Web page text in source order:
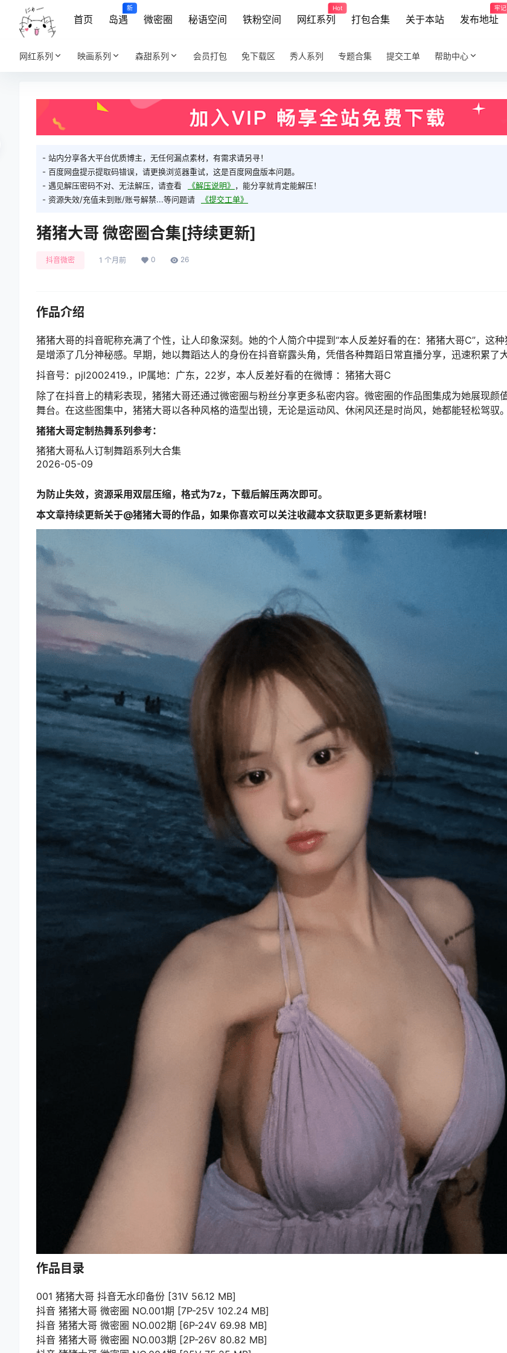
首页 岛遇
新
微密圈 秘语空间 铁粉空间 网红系列
Hot
打包合集 关于本站 发布地址
牢记
网红系列 映画系列 森甜系列 会员打包 免下载区 秀人系列 专题合集 提交工单 帮助中心
- 站内分享各大平台优质博主，无任何漏点素材，有需求请另寻！
- 百度网盘提示提取码错误，请更换浏览器重试，这是百度网盘版本问题。
- 遇见解压密码不对、无法解压，请查看
《解压说明》 ，能分享就肯定能解压！
- 资源失效/充值未到账/账号解禁...等问题请
《提交工单》
猪猪大哥 微密圈合集[持续更新]
抖音微密 1 个月前 0 26
作品介绍
猪猪大哥的抖音昵称充满了个性，让人印象深刻。她的个人简介中提到“本人反差好看的在：猪猪大哥C”，这
是增添了几分神秘感。早期，她以舞蹈达人的身份在抖音崭露头角，凭借各种舞蹈日常直播分享，迅速积累了大
抖音号：pjl2002419.，IP属地：广东，22岁，本人反差好看的在微博 ：猪猪大哥C
除了在抖音上的精彩表现，猪猪大哥还通过微密圈与粉丝分享更多私密内容。微密圈的作品图集成为她展现颜
舞台。在这些图集中，猪猪大哥以各种风格的造型出镜，无论是运动风、休闲风还是时尚风，她都能轻松驾驭。
猪猪大哥定制热舞系列参考：
猪猪大哥私人订制舞蹈系列大合集
2026-05-09
为防止失效，资源采用双层压缩，格式为7z，下载后解压两次即可。
本文章持续更新关于@猪猪大哥的作品，如果你喜欢可以关注收藏本文获取更多更新素材哦！
作品目录
001 猪猪大哥 抖音无水印备份 [31V 56.12 MB]
抖音 猪猪大哥 微密圈 NO.001期 [7P-25V 102.24 MB]
抖音 猪猪大哥 微密圈 NO.002期 [6P-24V 69.98 MB]
抖音 猪猪大哥 微密圈 NO.003期 [2P-26V 80.82 MB]